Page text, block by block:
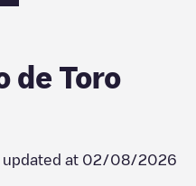
de Toro
updated at 02/08/2026